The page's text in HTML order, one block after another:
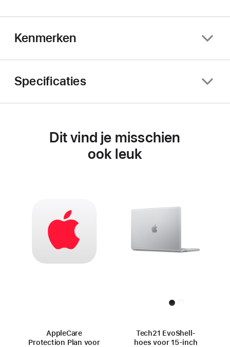
Kenmerken
Specificaties
Dit vind je misschien
ook leuk
AppleCare
Protection Plan voor
Tech21 EvoShell-
hoes voor 15‑inch